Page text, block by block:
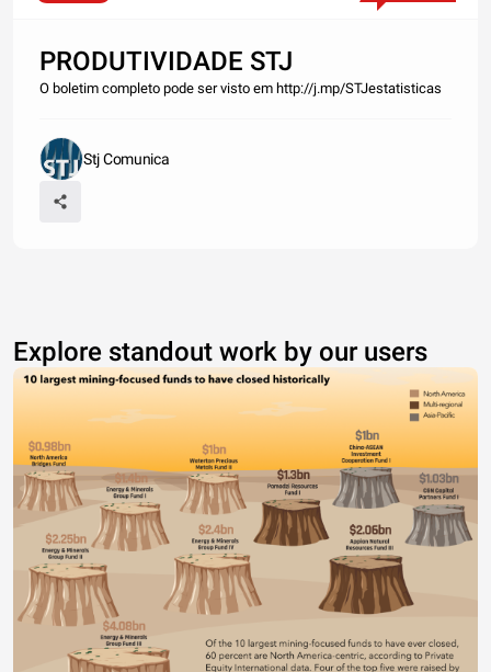
PRODUTIVIDADE STJ
O boletim completo pode ser visto em http://j.mp/STJestatisticas
Stj Comunica
Explore standout work by our users